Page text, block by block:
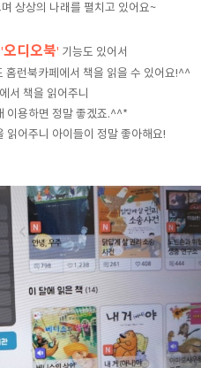
상상의 나래를 펼치고 있어요~
'오디오북' 기능도 있어서
홈런북카페에서 책을 읽을 수 있어요!^^
서 책을 읽어주니
이용하면 정말 좋겠죠.^^*
읽어주니 아이들이 정말 좋아해요!